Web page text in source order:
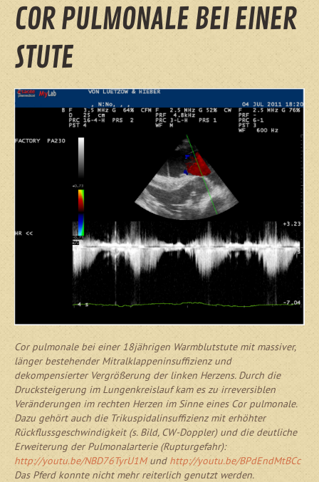
COR PULMONALE BEI EINER
STUTE
Cor pulmonale bei einer 18jährigen Warmblutstute mit massiver,
länger bestehender Mitralklappeninsuffizienz und
dekompensierter Vergrößerung der linken Herzens. Durch die
Drucksteigerung im Lungenkreislauf kam es zu irreversiblen
Veränderungen im rechten Herzen im Sinne eines Cor pulmonale.
Dazu gehört auch die Trikuspidalinsuffizienz mit erhöhter
Rückflussgeschwindigkeit (s. Bild, CW-Doppler) und die deutliche
Erweiterung der Pulmonalarterie (Rupturgefahr):
http://youtu.be/NBD76TyrU1Mund http://youtu.be/BPdEndMtBCc
Das Pferd konnte nicht mehr reiterlich genutzt werden.